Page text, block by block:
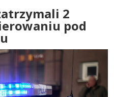
2
pod